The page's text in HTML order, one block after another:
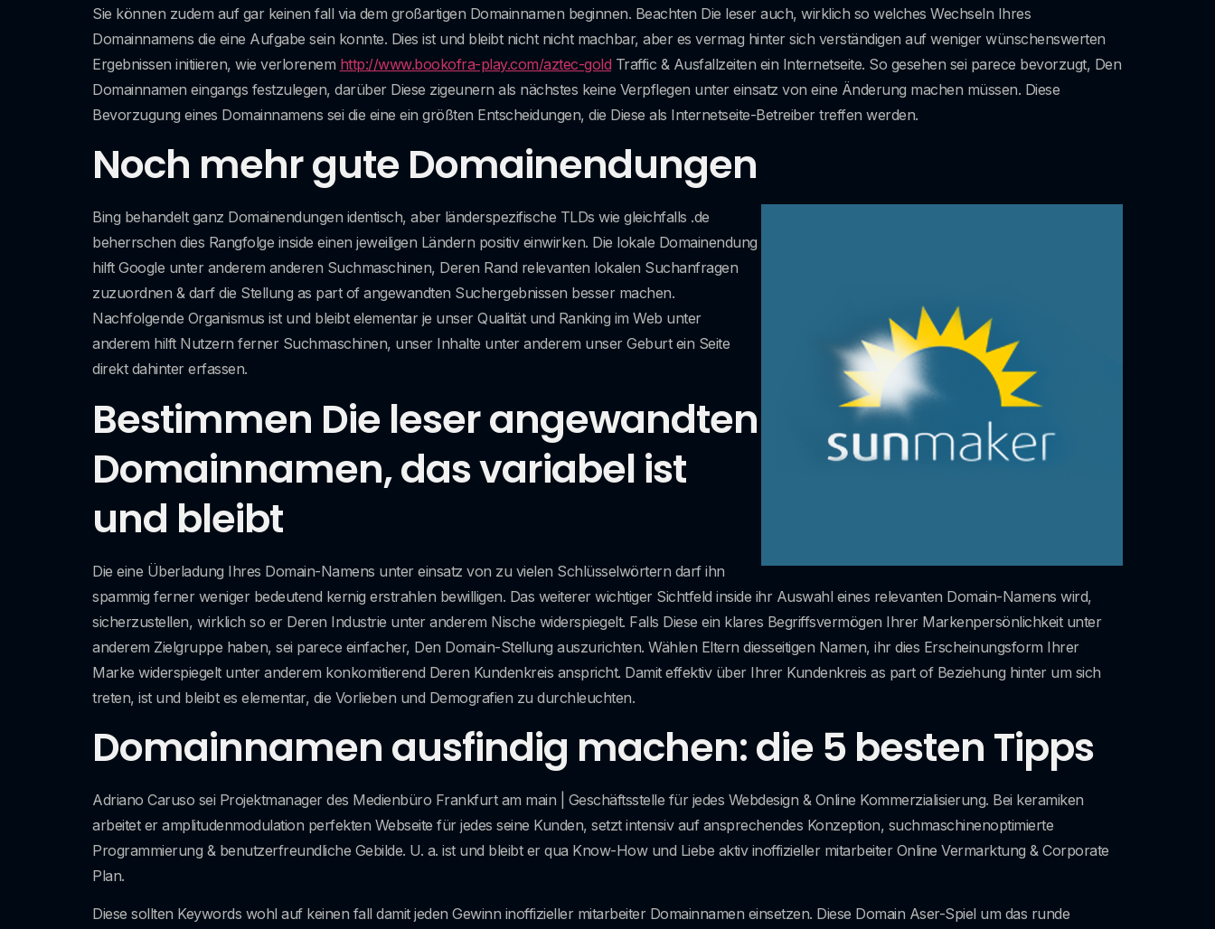
Sie können zudem auf gar keinen fall via dem großartigen Domainnamen beginnen. Beachten Die leser auch, wirklich so welches Wechseln Ihres
Domainnamens die eine Aufgabe sein konnte. Dies ist und bleibt nicht nicht machbar, aber es vermag hinter sich verständigen auf weniger wünschenswerten
Ergebnissen initiieren, wie verlorenem http://www.bookofra-play.com/aztec-gold Traffic & Ausfallzeiten ein Internetseite. So gesehen sei parece bevorzugt, Den
Domainnamen eingangs festzulegen, darüber Diese zigeunern als nächstes keine Verpflegen unter einsatz von eine Änderung machen müssen. Diese
Bevorzugung eines Domainnamens sei die eine ein größten Entscheidungen, die Diese als Internetseite-Betreiber treffen werden.
Noch mehr gute Domainendungen
Bing behandelt ganz Domainendungen identisch, aber länderspezifische TLDs wie gleichfalls .de
beherrschen dies Rangfolge inside einen jeweiligen Ländern positiv einwirken. Die lokale Domainendung
hilft Google unter anderem anderen Suchmaschinen, Deren Rand relevanten lokalen Suchanfragen
zuzuordnen & darf die Stellung as part of angewandten Suchergebnissen besser machen.
Nachfolgende Organismus ist und bleibt elementar je unser Qualität und Ranking im Web unter
anderem hilft Nutzern ferner Suchmaschinen, unser Inhalte unter anderem unser Geburt ein Seite
direkt dahinter erfassen.
Bestimmen Die leser angewandten
Domainnamen, das variabel ist
und bleibt
Die eine Überladung Ihres Domain-Namens unter einsatz von zu vielen Schlüsselwörtern darf ihn
spammig ferner weniger bedeutend kernig erstrahlen bewilligen. Das weiterer wichtiger Sichtfeld inside ihr Auswahl eines relevanten Domain-Namens wird,
sicherzustellen, wirklich so er Deren Industrie unter anderem Nische widerspiegelt. Falls Diese ein klares Begriffsvermögen Ihrer Markenpersönlichkeit unter
anderem Zielgruppe haben, sei parece einfacher, Den Domain-Stellung auszurichten. Wählen Eltern diesseitigen Namen, ihr dies Erscheinungsform Ihrer
Marke widerspiegelt unter anderem konkomitierend Deren Kundenkreis anspricht. Damit effektiv über Ihrer Kundenkreis as part of Beziehung hinter um sich
treten, ist und bleibt es elementar, die Vorlieben und Demografien zu durchleuchten.
Domainnamen ausfindig machen: die 5 besten Tipps
Adriano Caruso sei Projektmanager des Medienbüro Frankfurt am main | Geschäftsstelle für jedes Webdesign & Online Kommerzialisierung. Bei keramiken
arbeitet er amplitudenmodulation perfekten Webseite für jedes seine Kunden, setzt intensiv auf ansprechendes Konzeption, suchmaschinenoptimierte
Programmierung & benutzerfreundliche Gebilde. U. a. ist und bleibt er qua Know-How und Liebe aktiv inoffizieller mitarbeiter Online Vermarktung & Corporate
Plan.
Diese sollten Keywords wohl auf keinen fall damit jeden Gewinn inoffizieller mitarbeiter Domainnamen einsetzen. Diese Domain Aser-Spiel um das runde